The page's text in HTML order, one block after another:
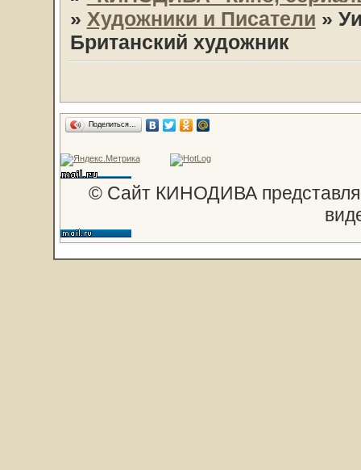
» Художники и Писатели »
Британский художник
Поделиться…
© Сайт КИНОДИВА